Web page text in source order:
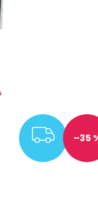
–35